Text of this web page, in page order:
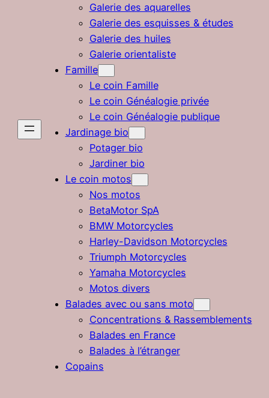
Galerie des aquarelles
Galerie des esquisses & études
Galerie des huiles
Galerie orientaliste
Famille
Le coin Famille
Le coin Généalogie privée
Le coin Généalogie publique
Jardinage bio
Potager bio
Jardiner bio
Le coin motos
Nos motos
BetaMotor SpA
BMW Motorcycles
Harley-Davidson Motorcycles
Triumph Motorcycles
Yamaha Motorcycles
Motos divers
Balades avec ou sans moto
Concentrations & Rassemblements
Balades en France
Balades à l’étranger
Copains